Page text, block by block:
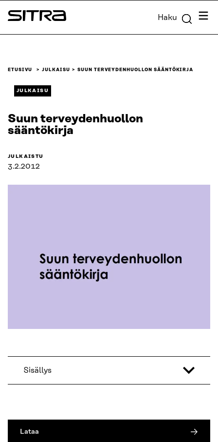
Siirry
suoraan
Sitra Haku
ETUSIVU JULKAISU SUUN TERVEYDENHUOLLON SÄÄNTÖKIRJA
JULKAISU
Suun terveydenhuollon
sääntökirja
JULKAISTU
3.2.2012
Sisällys
Lataa